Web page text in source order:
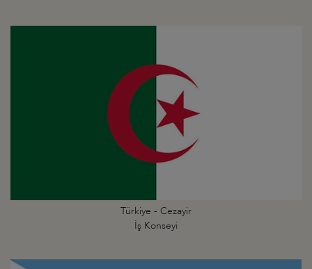
Türkiye - Cezayir
İş Konseyi